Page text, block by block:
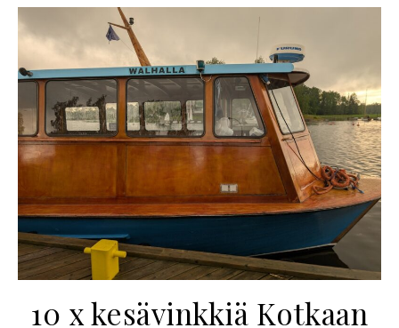
10 x kesävinkkiä Kotkaan